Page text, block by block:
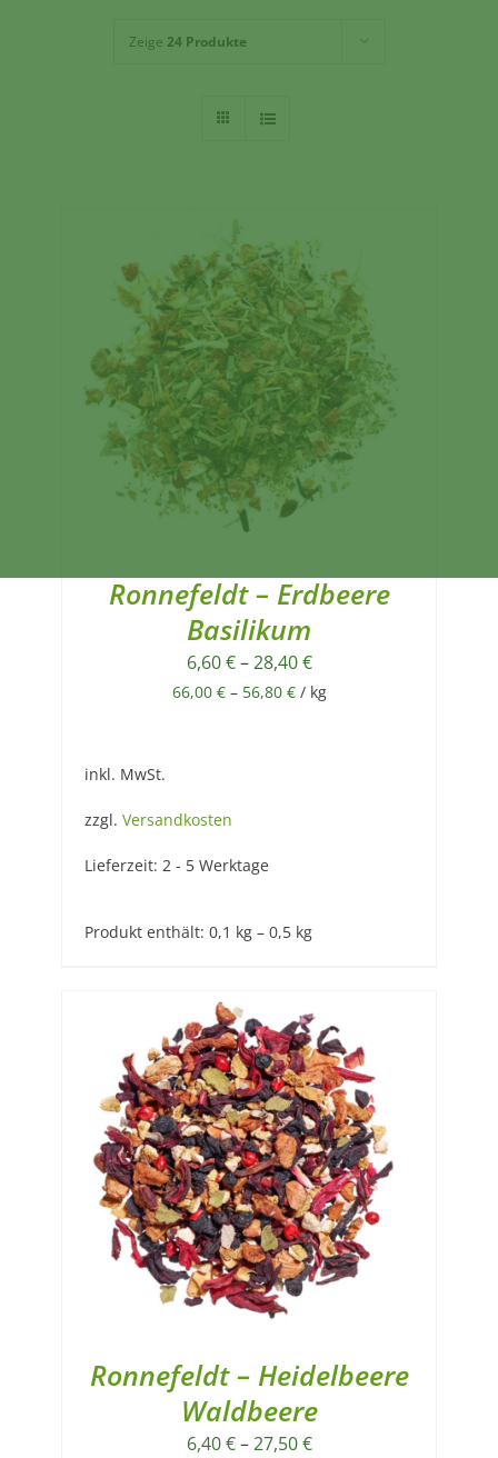
Zeige 24 Produkte
Ronnefeldt – Erdbeere
Basilikum
6,60€–28,40€
66,00 €– 56,80 €/ kg
inkl. MwSt.
zzgl. Versandkosten
Lieferzeit: 2 - 5 Werktage
Produkt enthält: 0,1 kg – 0,5 kg
Ronnefeldt – Heidelbeere
Waldbeere
6,40€–27,50€